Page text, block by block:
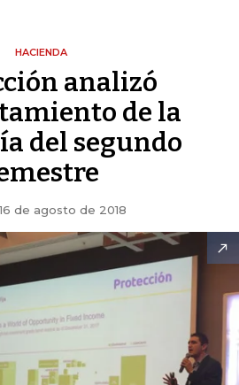
HACIENDA
analizó
de la
del segundo
de agosto de 2018